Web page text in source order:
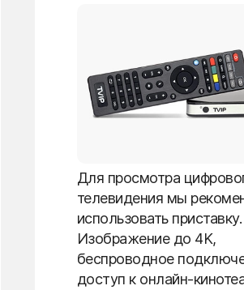
Для просмотра
телевидения мы
использовать приставку.
Изображение до 4K,
беспроводное
доступ к онлайн-